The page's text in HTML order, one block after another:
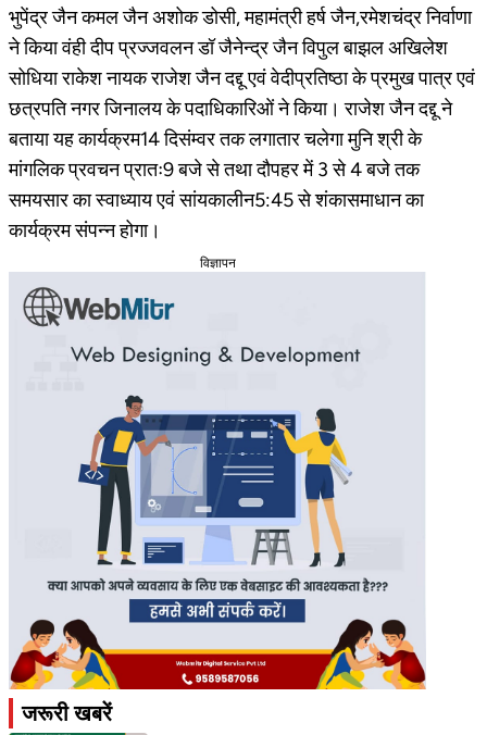
भुपेंद्र जैन कमल जैन अशोक डोसी, महामंत्री हर्ष जैन,रमेशचंद्र निर्वाणा
ने किया वंही दीप प्रज्जवलन डॉ जैनेन्द्र जैन विपुल बाझल अखिलेश
सोधिया राकेश नायक राजेश जैन दद्दू एवं वेदीप्रतिष्ठा के प्रमुख पात्र एवं
छत्रपति नगर जिनालय के पदाधिकारिओं ने किया। राजेश जैन दद्दू ने
बताया यह कार्यक्रम14 दिसंम्वर तक लगातार चलेगा मुनि श्री के
मांगलिक प्रवचन प्रातः9 बजे से तथा दौपहर में 3 से 4 बजे तक
समयसार का स्वाध्याय एवं सांयकालीन5:45 से शंकासमाधान का
कार्यक्रम संपन्न होगा।
विज्ञापन
जरूरी खबरें